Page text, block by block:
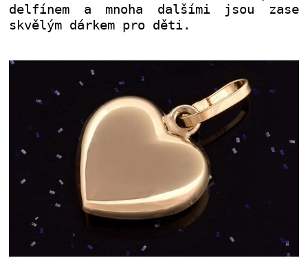
delfínem a mnoha dalšími jsou zase
skvělým dárkem pro děti.